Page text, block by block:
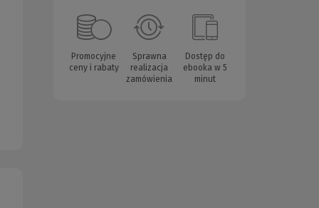
Promocyjne
ceny i rabaty
Sprawna
realizacja
zamówienia
Dostęp do
ebooka w 5
minut